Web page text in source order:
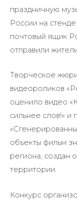
праздничную
России на
почтовый ящик
отправили
Творческое
видеороликов
оценило видео
сильнее слов!» и
объекты фильм
региона, создан
территории.
Конкурс